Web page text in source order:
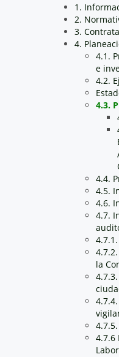
1.
2.
3.
4.
4.1.
e
4.2.
4.3.
4.4.
4.5.
4.6.
4.7.
la
4.7.6